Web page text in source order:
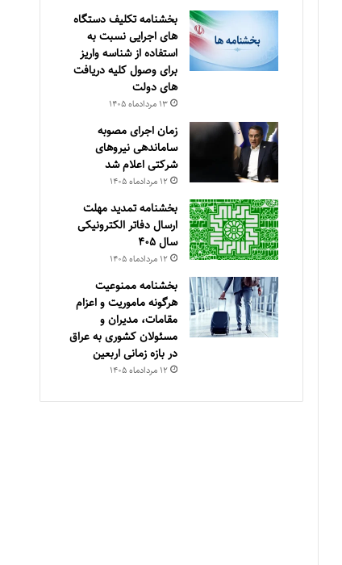
بخشنامه تکلیف دستگاه
های اجرایی نسبت به
استفاده از شناسه واریز
برای وصول کلیه دریافت
های دولت
۱۳ مرداد‌ماه ۱۴۰۵
زمان اجرای مصوبه
ساماندهی نیروهای
شرکتی اعلام شد
۱۲ مرداد‌ماه ۱۴۰۵
بخشنامه تمدید مهلت
ارسال دفاتر الکترونیکی
سال ۴۰۵
۱۲ مرداد‌ماه ۱۴۰۵
بخشنامه ممنوعیت
هرگونه ماموریت و اعزام
مقامات، مدیران و
مسئولان کشوری به عراق
در بازه زمانی اربعین
۱۲ مرداد‌ماه ۱۴۰۵